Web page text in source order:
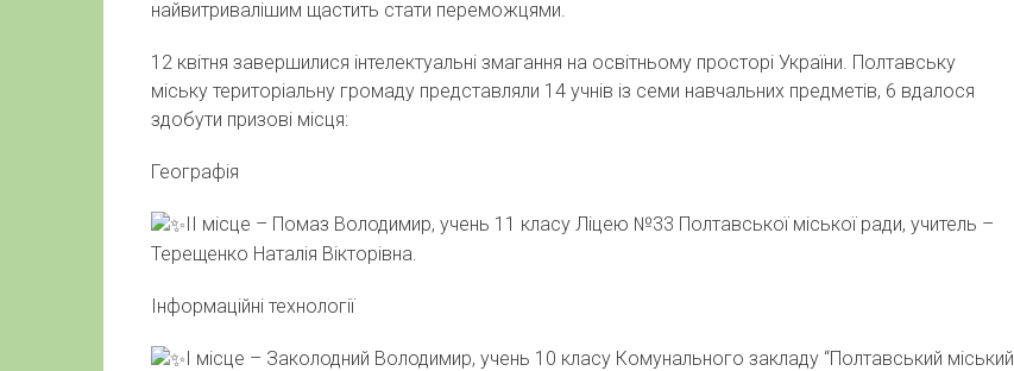
найвитривалішим щастить стати переможцями.
12 квітня завершилися інтелектуальні змагання на освітньому просторі України. Полтавську
міську територіальну громаду представляли 14 учнів із семи навчальних предметів, 6 вдалося
здобути призові місця:
Географія
ІІ місце – Помаз Володимир, учень 11 класу Ліцею №33 Полтавської міської ради, учитель –
Терещенко Наталія Вікторівна.
Інформаційні технології
І місце – Заколодний Володимир, учень 10 класу Комунального закладу “Полтавський міський